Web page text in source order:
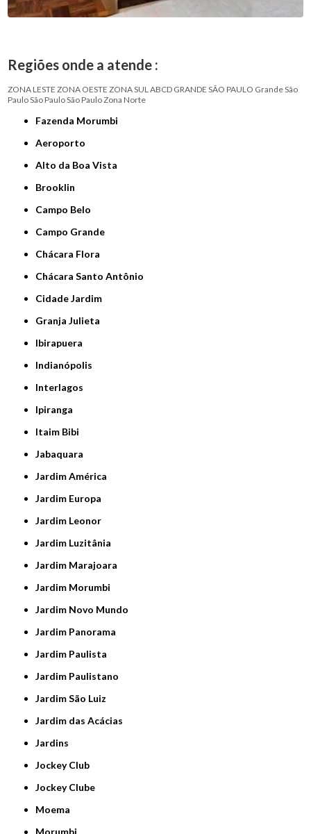
Regiões onde a atende :
ZONA LESTE ZONA OESTE ZONA SUL ABCD GRANDE SÃO PAULO Grande São
PauloSão PauloSão PauloZona Norte
Fazenda Morumbi
Aeroporto
Alto da Boa Vista
Brooklin
Campo Belo
Campo Grande
Chácara Flora
Chácara Santo Antônio
Cidade Jardim
Granja Julieta
Ibirapuera
Indianópolis
Interlagos
Ipiranga
Itaim Bibi
Jabaquara
Jardim América
Jardim Europa
Jardim Leonor
Jardim Luzitânia
Jardim Marajoara
Jardim Morumbi
Jardim Novo Mundo
Jardim Panorama
Jardim Paulista
Jardim Paulistano
Jardim São Luiz
Jardim das Acácias
Jardins
Jockey Club
Jockey Clube
Moema
Morumbi